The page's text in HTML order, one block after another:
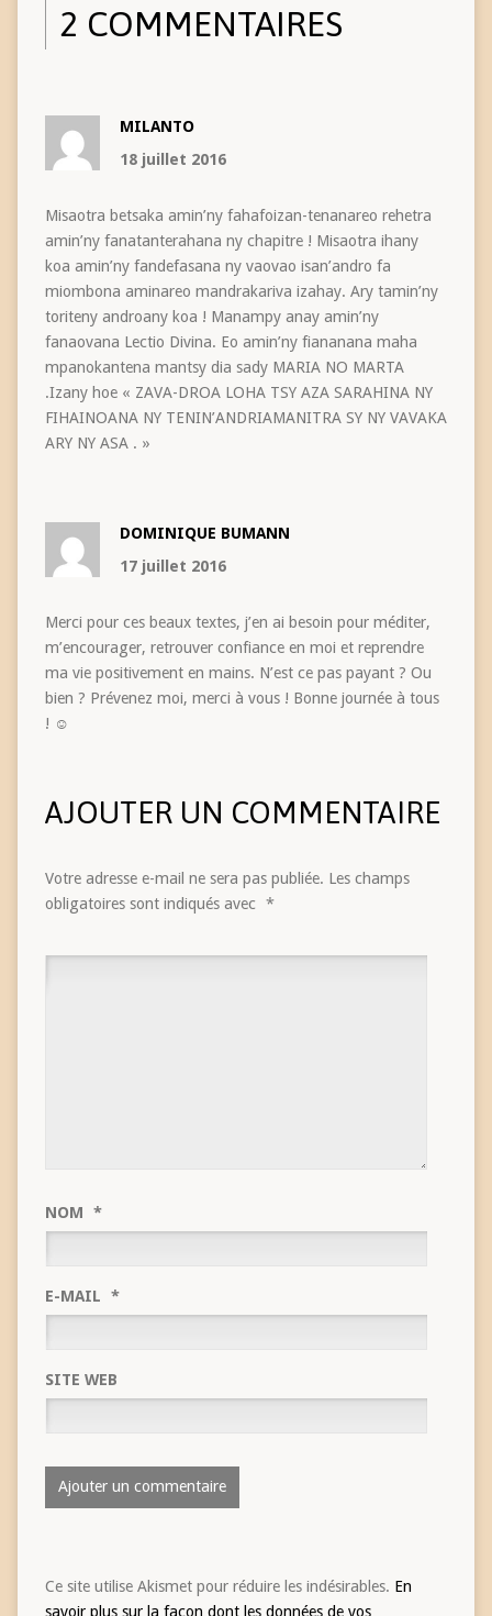
2 COMMENTAIRES
MILANTO
18 juillet 2016
Misaotra betsaka amin’ny fahafoizan-tenanareo rehetra
amin’ny fanatanterahana ny chapitre ! Misaotra ihany
koa amin’ny fandefasana ny vaovao isan’andro fa
miombona aminareo mandrakariva izahay. Ary tamin’ny
toriteny androany koa ! Manampy anay amin’ny
fanaovana Lectio Divina. Eo amin’ny fiananana maha
mpanokantena mantsy dia sady MARIA NO MARTA
.Izany hoe « ZAVA-DROA LOHA TSY AZA SARAHINA NY
FIHAINOANA NY TENIN’ANDRIAMANITRA SY NY VAVAKA
ARY NY ASA . »
DOMINIQUE BUMANN
17 juillet 2016
Merci pour ces beaux textes, j’en ai besoin pour méditer,
m’encourager, retrouver confiance en moi et reprendre
ma vie positivement en mains. N’est ce pas payant ? Ou
bien ? Prévenez moi, merci à vous ! Bonne journée à tous
! ☺
AJOUTER UN COMMENTAIRE
Votre adresse e-mail ne sera pas publiée. Les champs
obligatoires sont indiqués avec *
NOM *
E-MAIL *
SITE WEB
Ce site utilise Akismet pour réduire les indésirables. En
savoir plus sur la façon dont les données de vos